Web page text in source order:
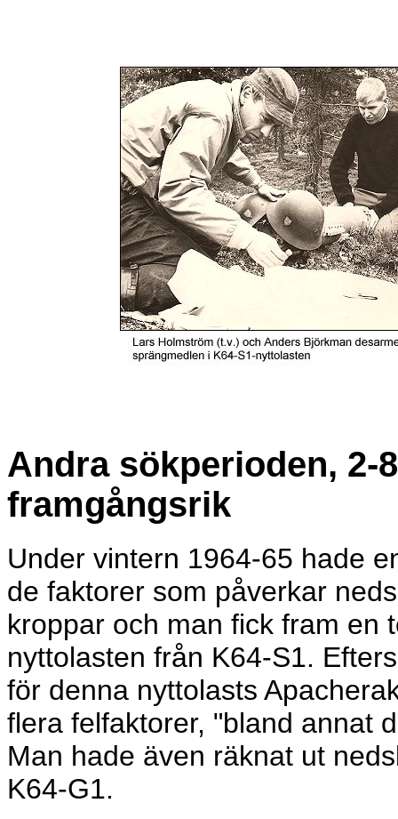
Andra sökperioden, 2-
framgångsrik
Under vintern 1964-65 hade
de faktorer som påverkar
kroppar och man fick fram en
nyttolasten från K64-S1.
för denna nyttolasts
flera felfaktorer, "bland annat
Man hade även räknat ut
K64-G1.